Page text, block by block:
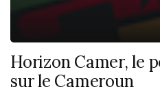
Horizon Camer, le
sur le Cameroun